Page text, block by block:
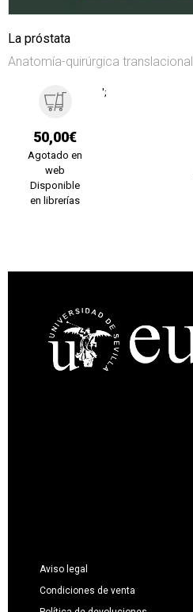
La próstata
Anatomía-quirúrgica translacional
50,00€
Agotado en
web
Disponible
en librerías
';
Aviso legal
Condiciones de venta